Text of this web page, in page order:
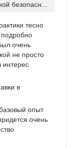
безопаснос
тесно
подробно
очень
не просто
интерес
в
опыт
очень